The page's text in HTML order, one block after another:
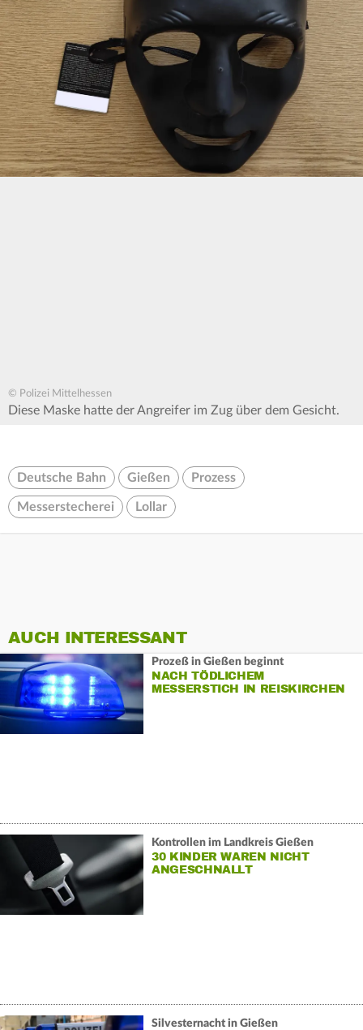
© Polizei Mittelhessen
Diese Maske hatte der Angreifer im Zug über dem Gesicht.
Deutsche Bahn Gießen Prozess
Messerstecherei Lollar
AUCH INTERESSANT
Prozeß in Gießen beginnt
NACH TÖDLICHEM
MESSERSTICH IN REISKIRCHEN
Kontrollen im Landkreis Gießen
30 KINDER WAREN NICHT
ANGESCHNALLT
Silvesternacht in Gießen